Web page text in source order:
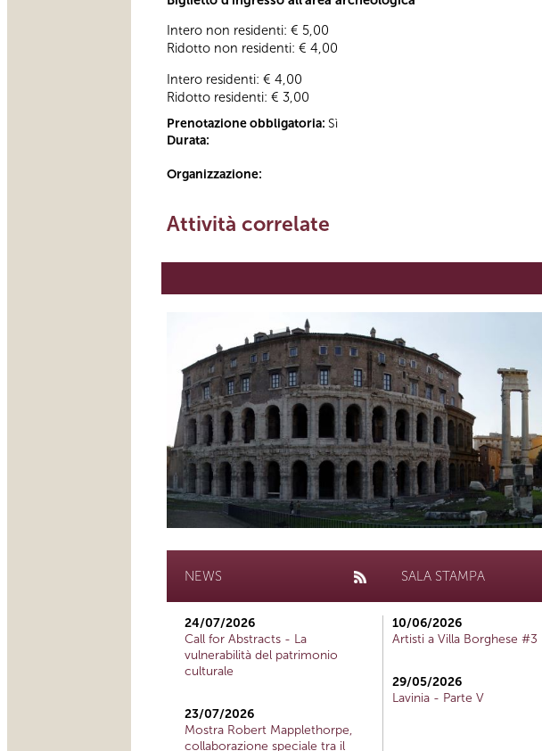
Intero non residenti: € 5,00
Ridotto non residenti: € 4,00
Intero residenti: € 4,00
Ridotto residenti: € 3,00
Prenotazione obbligatoria: Sì
Durata:
Organizzazione:
Attività correlate
NEWS
24/07/2026
Call for Abstracts - La
vulnerabilità del patrimonio
culturale
23/07/2026
Mostra Robert Mapplethorpe,
collaborazione speciale tra il
SALA STAMPA
10/06/2026
Artisti a Villa Borghese #3
29/05/2026
Lavinia - Parte V